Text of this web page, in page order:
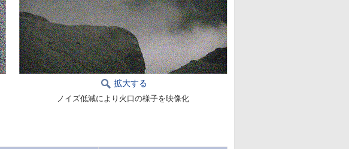
拡大する
ノイズ低減により火口の様子を映像化